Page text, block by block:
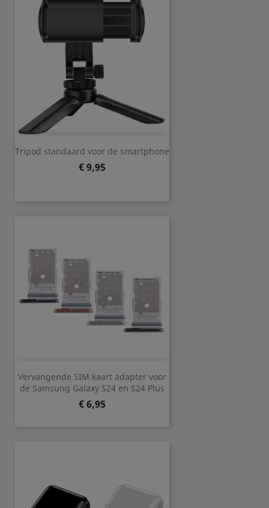
Tripod standaard voor de smartphone
Prijs
€ 9,95
Vervangende SIM kaart adapter voor
de Samsung Galaxy S24 en S24 Plus
Prijs
€ 6,95